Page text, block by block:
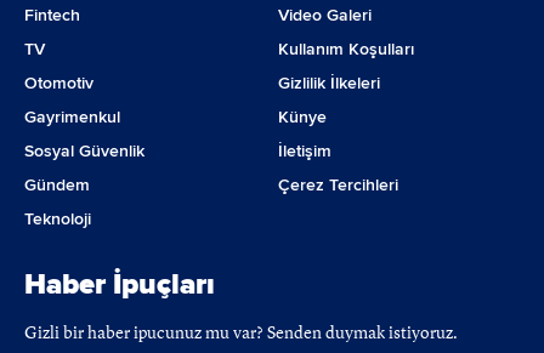
Fintech
TV
Otomotiv
Gayrimenkul
Sosyal Güvenlik
Gündem
Teknoloji
Video Galeri
Kullanım Koşulları
Gizlilik İlkeleri
Künye
İletişim
Çerez Tercihleri
Haber İpuçları
Gizli bir haber ipucunuz mu var? Senden duymak istiyoruz.